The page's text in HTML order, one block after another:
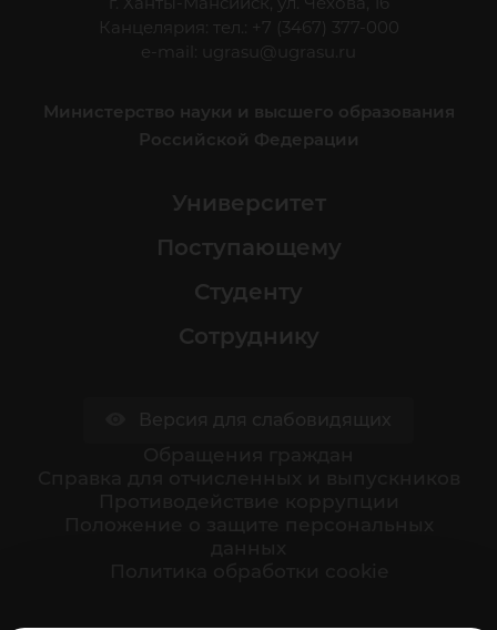
Канцелярия: тел.: +7 (3467) 377-000
e-mail:
ugrasu@ugrasu.ru
Министерство науки и высшего образования
Российской Федерации
Университет
Поступающему
Студенту
Сотруднику